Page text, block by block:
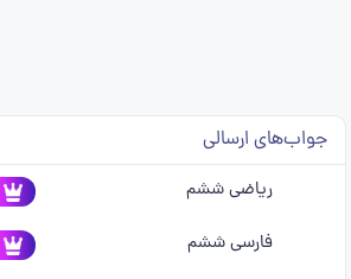
جواب‌های ارسالی
ریاضی ششم
فارسی ششم